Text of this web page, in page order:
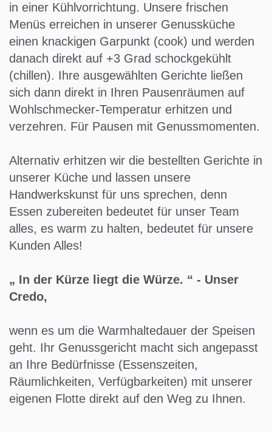
in einer Kühlvorrichtung. Unsere frischen
Menüs erreichen in unserer Genussküche
einen knackigen Garpunkt (cook) und werden
danach direkt auf +3 Grad schockgekühlt
(chillen). Ihre ausgewählten Gerichte ließen
sich dann direkt in Ihren Pausenräumen auf
Wohlschmecker-Temperatur erhitzen und
verzehren. Für Pausen mit Genussmomenten.
Alternativ erhitzen wir die bestellten Gerichte in
unserer Küche und lassen unsere
Handwerkskunst für uns sprechen, denn
Essen zubereiten bedeutet für unser Team
alles, es warm zu halten, bedeutet für unsere
Kunden Alles!
„ In der Kürze liegt die Würze. “ - Unser
Credo,
wenn es um die Warmhaltedauer der Speisen
geht. Ihr Genussgericht macht sich angepasst
an Ihre Bedürfnisse (Essenszeiten,
Räumlichkeiten, Verfügbarkeiten) mit unserer
eigenen Flotte direkt auf den Weg zu Ihnen.